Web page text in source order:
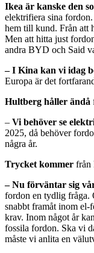
Ikea är kanske den
elektrifiera sina
hem till kund. Från att
Men att hitta just
andra BYD och Said
– I Kina kan vi idag
Europa är det
Hultberg håller ändå
– Vi behöver se
2025, då behöver
några år.
Trycket kommer från
– Nu förväntar sig
fordon en tydlig fråga.
snabbt framåt inom el-
krav. Inom något år
fossila fordon. Ska vi
måste vi anlita en